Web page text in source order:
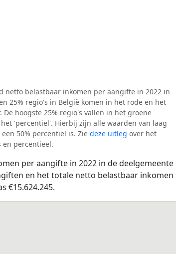
netto belastbaar inkomen per aangifte in 2022 in
25% regio's in België komen in het rode en het
hoogste 25% regio's vallen in het groene
'percentiel'. Hierbij zijn alle waarden van laag
50% percentiel is. Zie deze uitleg over het
en percentieel.
per aangifte in 2022 in de deelgemeente
en het totale netto belastbaar inkomen
€15.624.245.